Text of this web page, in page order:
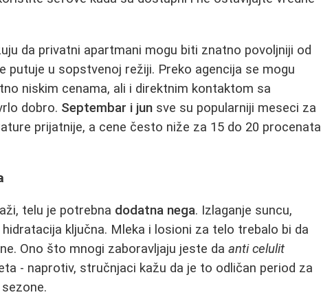
da privatni apartmani mogu biti znatno povoljniji od
putuje u sopstvenoj režiji. Preko agencija se mogu
niskim cenama, ali i direktnim kontaktom sa
dobro. Septembar i jun sve su popularniji meseci za
prijatnije, a cene često niže za 15 do 20 procenata
telu je potrebna dodatna nega. Izlaganje suncu,
ključna. Mleka i losioni za telo trebalo bi da
Ono što mnogi zaboravljaju jeste daanti celulit
- naprotiv, stručnjaci kažu da je to odličan period za